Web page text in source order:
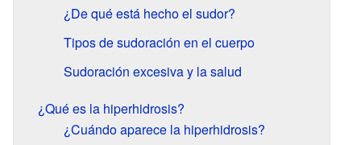
¿De qué está hecho el sudor?
Tipos de sudoración en el cuerpo
Sudoración excesiva y la salud
¿Qué es la hiperhidrosis?
¿Cuándo aparece la hiperhidrosis?